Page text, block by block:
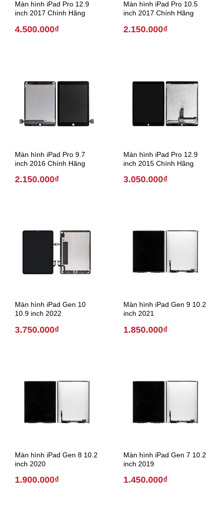
Màn hình iPad Pro 12.9
inch 2017 Chính Hãng
4.500.000₫
Màn hình iPad Pro 10.5
inch 2017 Chính Hãng
2.150.000₫
Màn hình iPad Pro 9.7
inch 2016 Chính Hãng
2.150.000₫
Màn hình iPad Pro 12.9
inch 2015 Chính Hãng
3.050.000₫
Màn hình iPad Gen 10
10.9 inch 2022
3.750.000₫
Màn hình iPad Gen 9 10.2
inch 2021
1.850.000₫
Màn hình iPad Gen 8 10.2
inch 2020
1.900.000₫
Màn hình iPad Gen 7 10.2
inch 2019
1.450.000₫